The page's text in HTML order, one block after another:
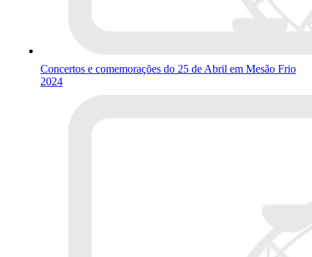
Concertos e comemorações do 25 de Abril em Mesão Frio
2024